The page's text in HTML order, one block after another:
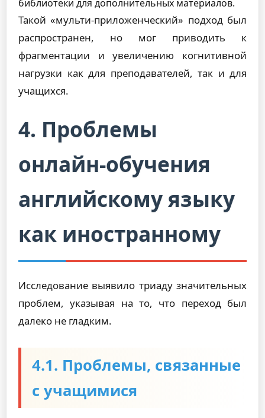
библиотеки для дополнительных материалов.
Такой «мульти-приложенческий» подход был
распространен, но мог приводить к
фрагментации и увеличению когнитивной
нагрузки как для преподавателей, так и для
учащихся.
4. Проблемы
онлайн-обучения
английскому языку
как иностранному
Исследование выявило триаду значительных
проблем, указывая на то, что переход был
далеко не гладким.
4.1. Проблемы, связанные
с учащимися